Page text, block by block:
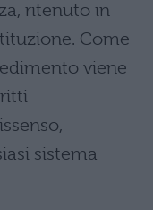
ritenuto in
Come
viene
sistema